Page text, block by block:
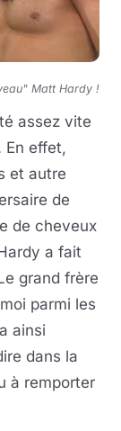
Matt Hardy !
assez vite
En effet,
et autre
de
de cheveux
a fait
grand frère
parmi les
ainsi
dans la
à remporter